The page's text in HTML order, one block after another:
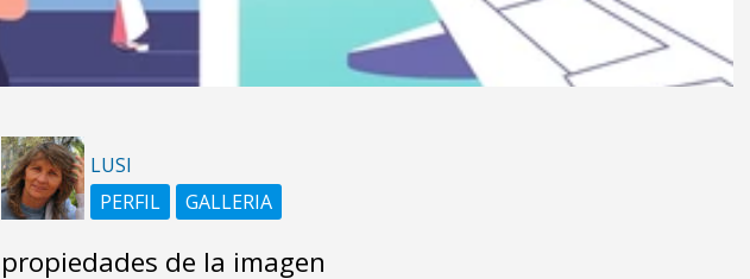
LUSI
PERFIL
GALLERIA
propiedades de la imagen